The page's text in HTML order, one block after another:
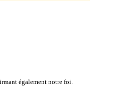
également notre foi.